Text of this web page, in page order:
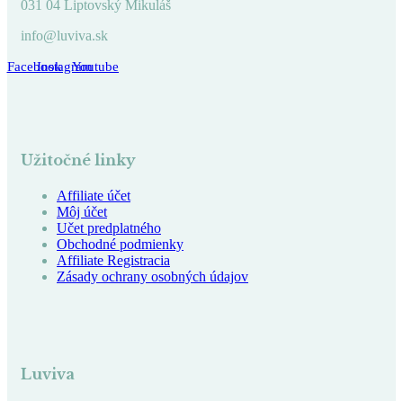
031 04 Liptovský Mikuláš
info@luviva.sk
FacebookInstagramYoutube
Užitočné linky
Affiliate účet
Môj účet
Učet predplatného
Obchodné podmienky
Affiliate Registracia
Zásady ochrany osobných údajov
Luviva